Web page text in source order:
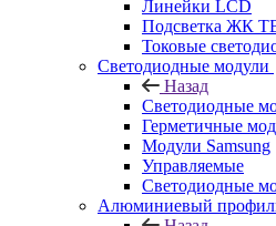
Линейки LCD
Подсветка ЖК
Токовые
Светодиодные модули
Назад
Светодиодные
Герметичные
Модули Samsung
Управляемые
Светодиодные
Алюминиевый